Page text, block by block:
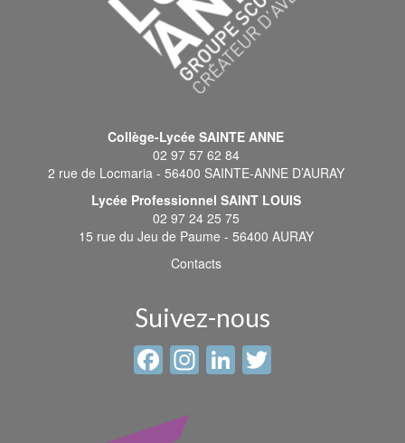
Collège-Lycée SAINTE ANNE
02 97 57 62 84
2 rue de Locmaria - 56400 SAINTE-ANNE D’AURAY
Lycée Professionnel SAINT LOUIS
02 97 24 25 75
15 rue du Jeu de Paume - 56400 AURAY
Contacts
Suivez-nous
Facebook
Instagram
LinkedIn